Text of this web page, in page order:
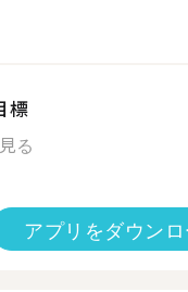
標
る
アプリをダウン